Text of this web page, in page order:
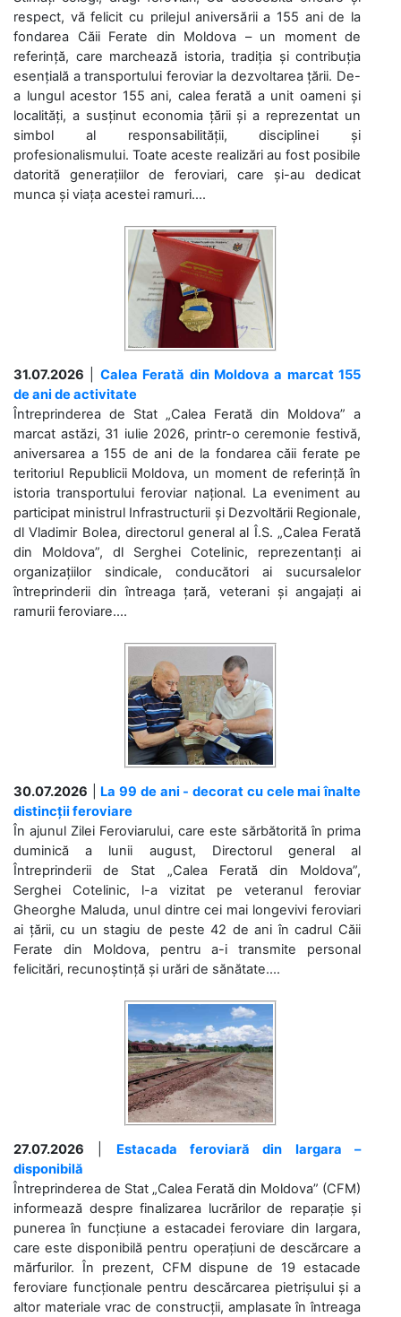
respect, vă felicit cu prilejul aniversării a 155 ani de la
fondarea Căii Ferate din Moldova – un moment de
referință, care marchează istoria, tradiția și contribuția
esențială a transportului feroviar la dezvoltarea țării. De-
a lungul acestor 155 ani, calea ferată a unit oameni și
localități, a susținut economia țării și a reprezentat un
simbol al responsabilității, disciplinei și
profesionalismului. Toate aceste realizări au fost posibile
datorită generațiilor de feroviari, care și-au dedicat
munca și viața acestei ramuri....
31.07.2026
Calea Ferată din Moldova a marcat 155
de ani de activitate
Întreprinderea de Stat „Calea Ferată din Moldova” a
marcat astăzi, 31 iulie 2026, printr-o ceremonie festivă,
aniversarea a 155 de ani de la fondarea căii ferate pe
teritoriul Republicii Moldova, un moment de referință în
istoria transportului feroviar național. La eveniment au
participat ministrul Infrastructurii și Dezvoltării Regionale,
dl Vladimir Bolea, directorul general al Î.S. „Calea Ferată
din Moldova”, dl Serghei Cotelinic, reprezentanți ai
organizațiilor sindicale, conducători ai sucursalelor
întreprinderii din întreaga țară, veterani și angajați ai
ramurii feroviare....
30.07.2026
La 99 de ani - decorat cu cele mai înalte
distincții feroviare
În ajunul Zilei Feroviarului, care este sărbătorită în prima
duminică a lunii august, Directorul general al
Întreprinderii de Stat „Calea Ferată din Moldova”,
Serghei Cotelinic, l-a vizitat pe veteranul feroviar
Gheorghe Maluda, unul dintre cei mai longevivi feroviari
ai țării, cu un stagiu de peste 42 de ani în cadrul Căii
Ferate din Moldova, pentru a-i transmite personal
felicitări, recunoștință și urări de sănătate....
27.07.2026
Estacada feroviară din Iargara –
disponibilă
Întreprinderea de Stat „Calea Ferată din Moldova” (CFM)
informează despre finalizarea lucrărilor de reparație și
punerea în funcțiune a estacadei feroviare din Iargara,
care este disponibilă pentru operațiuni de descărcare a
mărfurilor. În prezent, CFM dispune de 19 estacade
feroviare funcționale pentru descărcarea pietrișului și a
altor materiale vrac de construcții, amplasate în întreaga